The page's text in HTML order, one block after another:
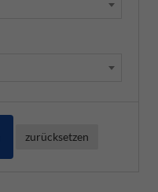
zurücksetzen